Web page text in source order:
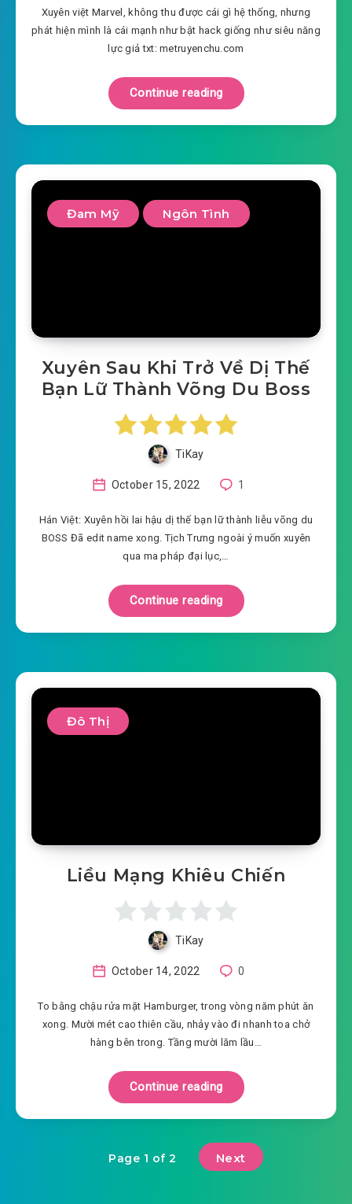
Xuyên việt Marvel, không thu được cái gì hệ thống, nhưng
phát hiện mình là cái mạnh như bật hack giống như siêu năng
lực giả txt: metruyenchu.com
Continue reading
Đam Mỹ Ngôn Tình
Xuyên Sau Khi Trở Về Dị Thế
Bạn Lữ Thành Võng Du Boss
TiKay
October 15, 2022 1
Hán Việt: Xuyên hồi lai hậu dị thế bạn lữ thành liễu võng du
BOSS Đã edit name xong. Tịch Trưng ngoài ý muốn xuyên
qua ma pháp đại lục,…
Continue reading
Đô Thị
Liều Mạng Khiêu Chiến
TiKay
October 14, 2022 0
To bằng chậu rửa mặt Hamburger, trong vòng năm phút ăn
xong. Mười mét cao thiên cầu, nhảy vào đi nhanh toa chở
hàng bên trong. Tầng mười lăm lầu…
Continue reading
Page 1 of 2 Next